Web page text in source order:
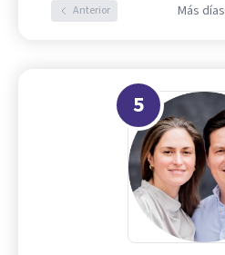
Anterior Más días
5